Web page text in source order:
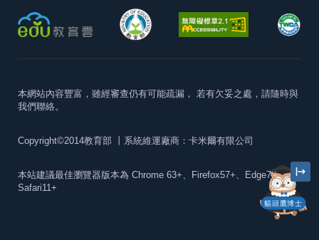
貓頭鷹博士
本網站內容豐富，雖經審查仍有可能疏漏， 若有欠妥之處，請隨時與
我們聯絡。
Copyright©2014教育部 丨系統維運廠商：卡米爾有限公司
本站建議最佳瀏覽器版本為 Chrome 63+、Firefox57+、Edge79+及
Safari11+